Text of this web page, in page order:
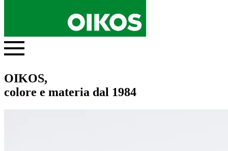
OIKOS,
colore e materia dal 1984